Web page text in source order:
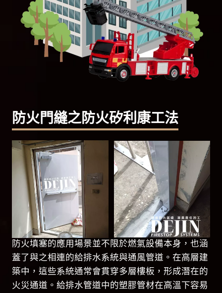
防火門縫之防火矽利康工法
防火填塞的應用場景並不限於燃氣設備本身，也涵
蓋了與之相連的給排水系統與通風管道。在高層建
築中，這些系統通常會貫穿多層樓板，形成潛在的
火災通道。給排水管道中的塑膠管材在高溫下容易